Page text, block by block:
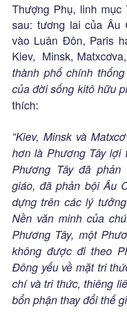
Thượng Phụ, linh mục
sau: tương lai của Âu
vào Luân Đôn, Paris
Kiev, Minsk,
thành phố chính
của đời sống kitô hữu
thích:
“Kiev, Minsk và
hơn là Phương Tây lợi
Phương Tây đã
giáo, đã phản bội Âu
dựng trên các lý
Nền văn minh của
Phương Tây, một
không được đi theo
Đông yếu về mặt tri
chí và tri thức, thiêng
bổn phận thay đổi thế